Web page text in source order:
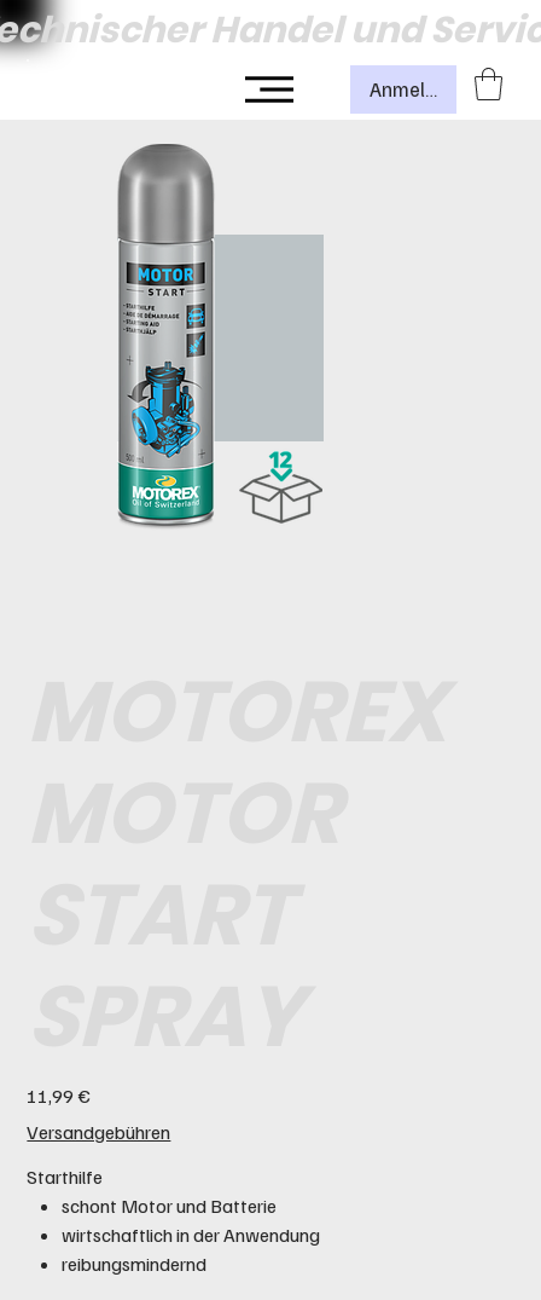
Handel und
Anmelden
11,99 €
Versandgebühren
Starthilfe
schont Motor und Batterie
wirtschaftlich in der Anwendung
reibungsmindernd